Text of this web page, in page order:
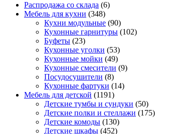
Распродажа со склада (6)
Мебель для кухни (348)
Кухни модульные (90)
Кухонные гарнитуры (102)
Буфеты (23)
Кухонные уголки (53)
Кухонные мойки (49)
Кухонные смесители (9)
Посудосушители (8)
Кухонные фартуки (14)
Мебель для детской (1191)
Детские тумбы и сундуки (50)
Детские полки и стеллажи (175)
Детские комоды (130)
Детские шкафы (452)